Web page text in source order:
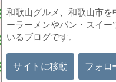
和歌山グルメ、和歌山市
ーラーメンやパン・スイ
いるブログです。
サイトに移動 フォロ